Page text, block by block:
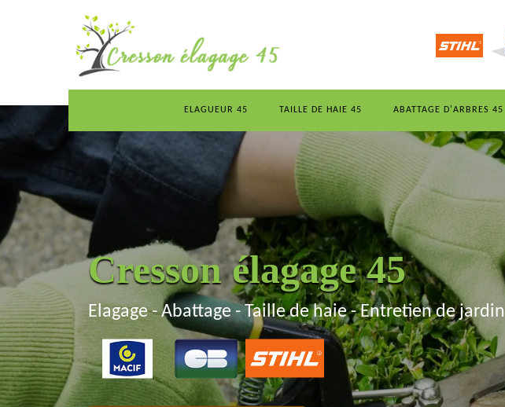
ELAGUEUR 45 TAILLE DE HAIE 45 ABATTAGE D'ARBRES 45
Cresson élagage 45
Elagage - Abattage - Taille de haie - Entretien de jardin